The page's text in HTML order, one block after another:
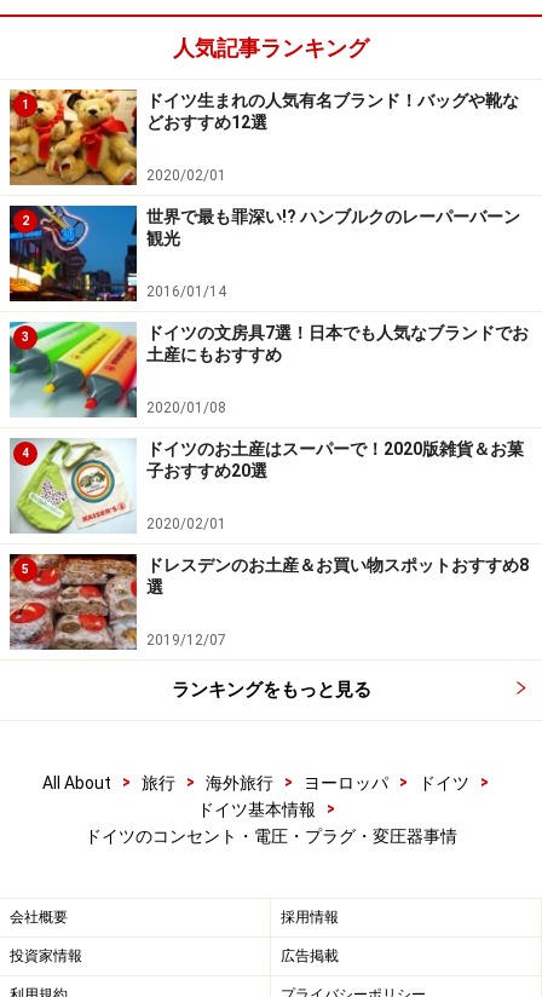
ドイツのトイレ事情とは？有料トイレの使い方
ドイツのお土産はスーパーで！2019版雑貨＆お菓子
17選
ドイツの温泉・サウナの入り方！日本と違うマナー
とは
Vielen Dankの意味は？ドイツ語でありがとうの感謝
表現
※記事内容は執筆時点のものです。最新の内容をご確認くださ
い。
※海外を訪れる際には最新情報の入手に努め、「
ホームページ」を確認するなど、安全確保に十分注意を払ってく
ださい。
人気記事ランキング
1
ドイツ生まれの人気有名ブランド！バッグや靴な
どおすすめ12選
2020/02/01
2
世界で最も罪深い!? ハンブルクのレーパーバーン
観光
2016/01/14
3
ドイツの文房具7選！日本でも人気なブランドでお
土産にもおすすめ
2020/01/08
4
ドイツのお土産はスーパーで！2020版雑貨＆お菓
子おすすめ20選
2020/02/01
5
ドレスデンのお土産＆お買い物スポットおすすめ8
選
2019/12/07
ランキングをもっと見る
All About > 旅行 > 海外旅行 > ヨーロッパ > ドイツ
>
ドイツ基本情報
>
ドイツのコンセント・電圧・プラグ・変圧器事情
会社概要 採用情報
投資家情報 広告掲載